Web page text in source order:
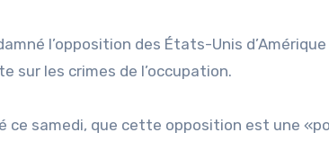
l’opposition des États-Unis d’Amérique
sur les crimes de l’occupation.
ce samedi, que cette opposition est une